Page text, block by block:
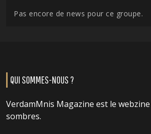
Pas encore de news pour ce groupe.
QUI SOMMES-NOUS ?
VerdamMnis Magazine est le
sombres.